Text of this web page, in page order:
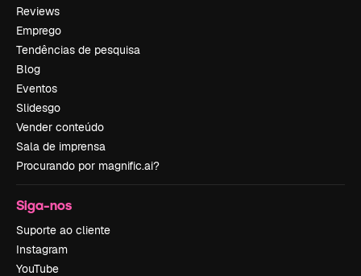
Reviews
Emprego
Tendências de pesquisa
Blog
Eventos
Slidesgo
Vender conteúdo
Sala de imprensa
Procurando por magnific.ai?
Siga-nos
Suporte ao cliente
Instagram
YouTube